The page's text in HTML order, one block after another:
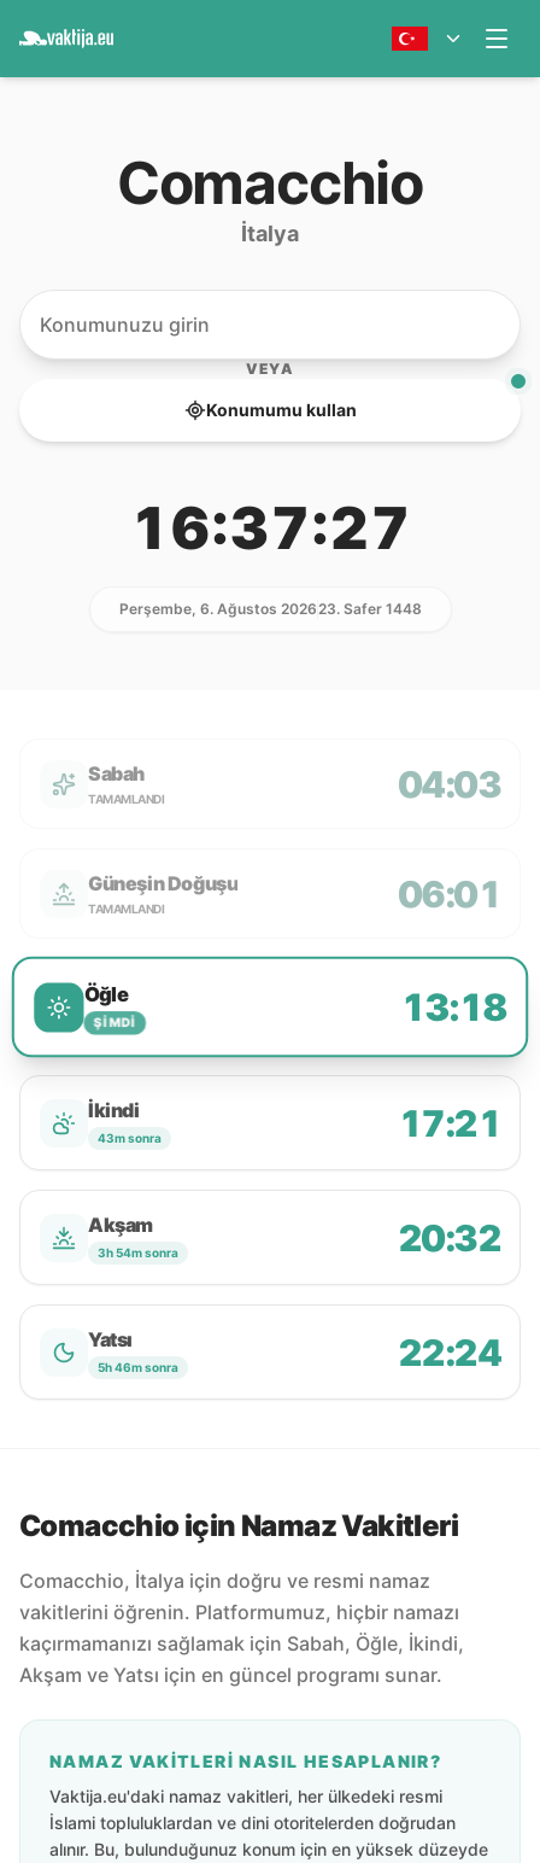
Comacchio
İtalya
VEYA
Konumumu kullan
16:37:27
Perşembe, 6. Ağustos 202623. Safer 1448
Sabah
TAMAMLANDI 04:03
Güneşin Doğuşu
TAMAMLANDI 06:01
Öğle
ŞIMDI 13:18
İkindi
43m sonra 17:21
Akşam
3h 54m sonra 20:32
Yatsı
5h 46m sonra 22:24
Comacchio için Namaz Vakitleri
Comacchio, İtalya için doğru ve resmi namaz
vakitlerini öğrenin. Platformumuz, hiçbir namazı
kaçırmamanızı sağlamak için Sabah, Öğle, İkindi,
Akşam ve Yatsı için en güncel programı sunar.
NAMAZ VAKITLERI NASIL HESAPLANIR?
Vaktija.eu'daki namaz vakitleri, her ülkedeki resmi
İslami topluluklardan ve dini otoritelerden doğrudan
alınır. Bu, bulunduğunuz konum için en yüksek düzeyde